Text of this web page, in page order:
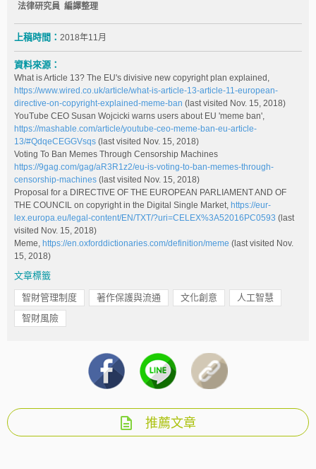
法律研究員 編譯整理
上稿時間： 2018年11月
資料來源：
What is Article 13? The EU's divisive new copyright plan explained,
https://www.wired.co.uk/article/what-is-article-13-article-11-european-
directive-on-copyright-explained-meme-ban (last visited Nov. 15, 2018)
YouTube CEO Susan Wojcicki warns users about EU 'meme ban',
https://mashable.com/article/youtube-ceo-meme-ban-eu-article-
13/#QdqeCEGGVsqs (last visited Nov. 15, 2018)
Voting To Ban Memes Through Censorship Machines
https://9gag.com/gag/aR3R1z2/eu-is-voting-to-ban-memes-through-
censorship-machines (last visited Nov. 15, 2018)
Proposal for a DIRECTIVE OF THE EUROPEAN PARLIAMENT AND OF
THE COUNCIL on copyright in the Digital Single Market, https://eur-
lex.europa.eu/legal-content/EN/TXT/?uri=CELEX%3A52016PC0593 (last
visited Nov. 15, 2018)
Meme, https://en.oxforddictionaries.com/definition/meme (last visited Nov.
15, 2018)
文章標籤
智財管理制度 著作保護與流通 文化創意
人工智慧
智財風險
推薦文章